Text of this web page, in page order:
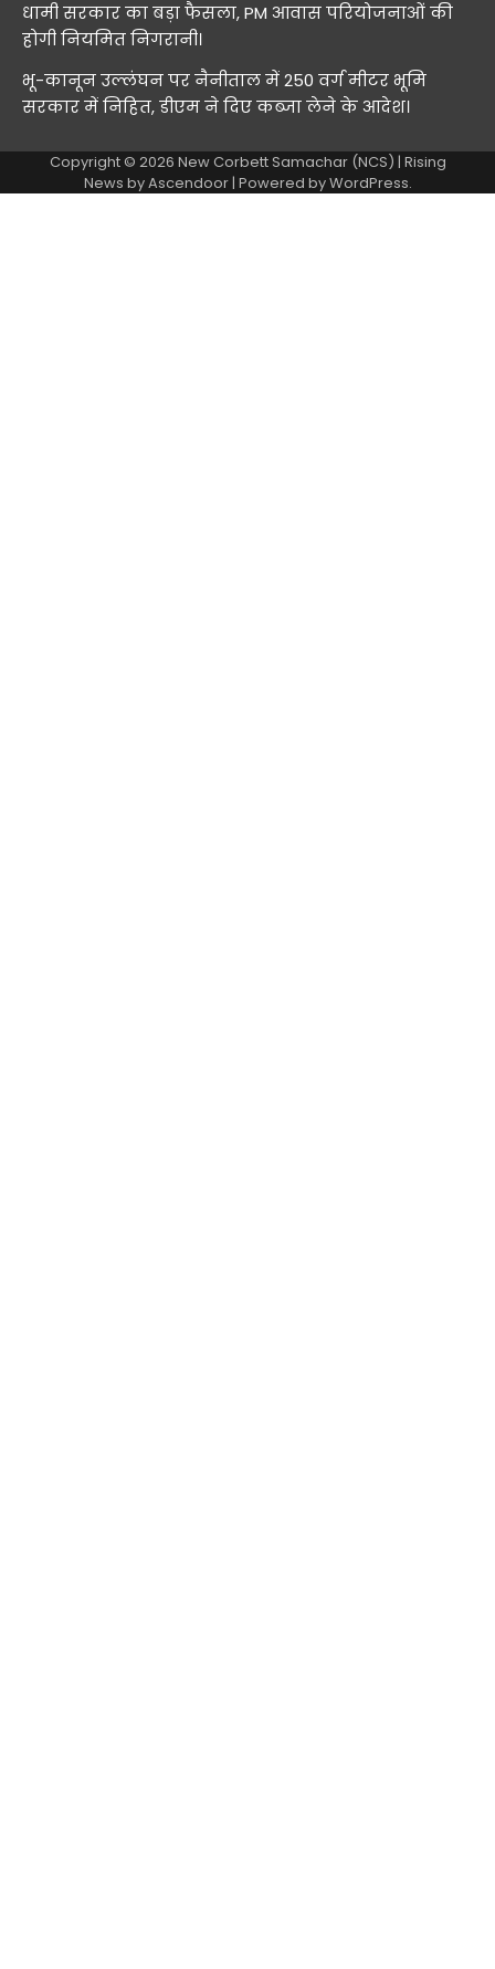
धामी सरकार का बड़ा फैसला, PM आवास परियोजनाओं की
होगी नियमित निगरानी।
भू-कानून उल्लंघन पर नैनीताल में 250 वर्ग मीटर भूमि
सरकार में निहित, डीएम ने दिए कब्जा लेने के आदेश।
Copyright © 2026 New Corbett Samachar (NCS) | Rising
News byAscendoor| Powered byWordPress.